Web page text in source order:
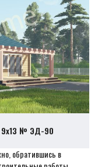
9х13 № ЭД-90
обратившись в